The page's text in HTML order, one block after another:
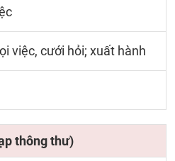
việc, cưới hỏi; xuất hành
thông thư)